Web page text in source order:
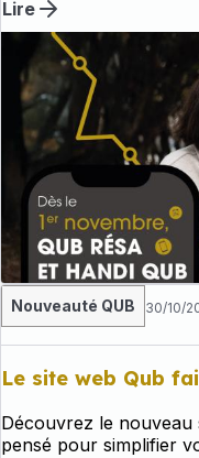
Lire
Nouveauté QUB 30/10/
Le site web Qub
Découvrez le nouveau
pensé pour simplifier